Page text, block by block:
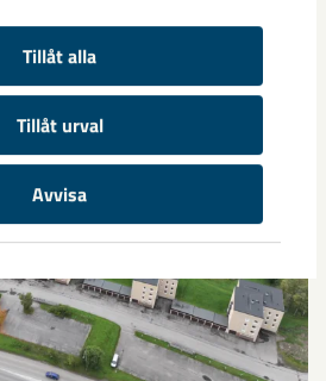
Tillåt alla
Tillåt urval
Avvisa